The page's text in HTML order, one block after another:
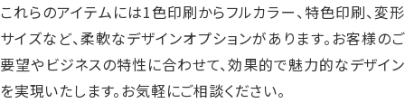
これらのアイテムには1色印刷からフルカラー、特色印刷、変形
サイズなど、柔軟なデザインオプションがあります。お客様のご
要望やビジネスの特性に合わせて、効果的で魅力的なデザイン
を実現いたします。お気軽にご相談ください。